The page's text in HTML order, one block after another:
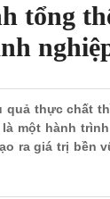
tổng
quả thực chất
một hành
ra giá trị bền